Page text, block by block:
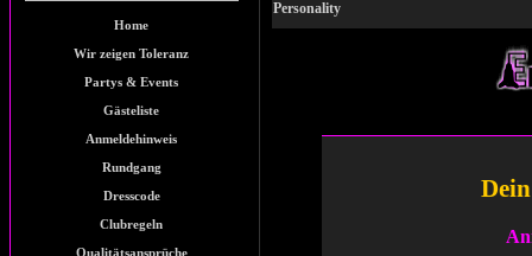
Home
Wir zeigen Toleranz
Partys & Events
Gästeliste
Anmeldehinweis
Rundgang
Dresscode
Clubregeln
Qualitätsansprüche
Personality